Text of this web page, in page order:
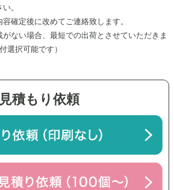
。
確定後に改めてご連絡致します。
ない場合、最短での出荷とさせていただきま
選択可能です）
積もり依頼